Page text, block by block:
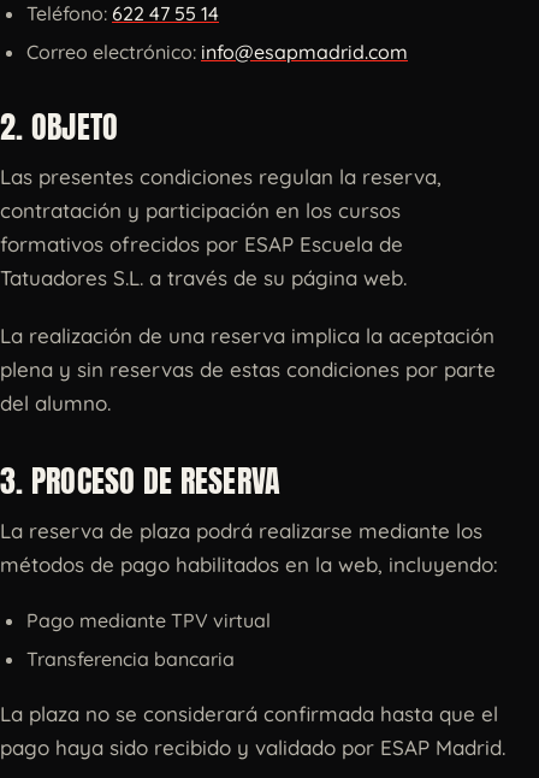
Teléfono: 622 47 55 14
Correo electrónico: info@esapmadrid.com
2. OBJETO
Las presentes condiciones regulan la reserva,
contratación y participación en los cursos
formativos ofrecidos por ESAP Escuela de
Tatuadores S.L. a través de su página web.
La realización de una reserva implica la aceptación
plena y sin reservas de estas condiciones por parte
del alumno.
3. PROCESO DE RESERVA
La reserva de plaza podrá realizarse mediante los
métodos de pago habilitados en la web, incluyendo:
Pago mediante TPV virtual
Transferencia bancaria
La plaza no se considerará confirmada hasta que el
pago haya sido recibido y validado por ESAP Madrid.